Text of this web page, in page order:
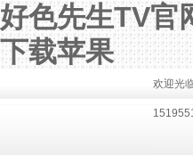
好色先生TV官
下载苹果
欢迎光临